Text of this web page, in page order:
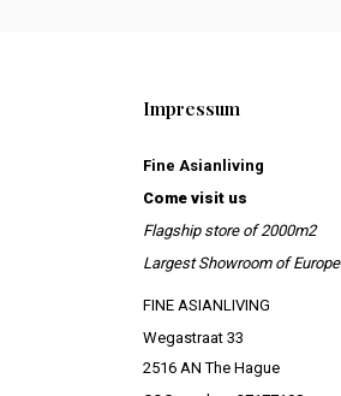
Impressum
Fine Asianliving
Come visit us
Flagship store of 2000m2
Largest Showroom of Europe
FINE ASIANLIVING
Wegastraat 33
2516 AN The Hague